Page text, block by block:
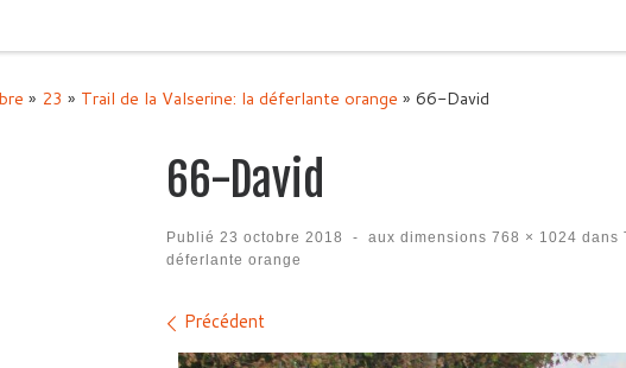
» 23 » Trail de la Valserine: la déferlante orange » 66-David
66-David
Publié 23 octobre 2018 - aux dimensions 768 × 1024 dans
déferlante orange
Navigation des images
Précédent